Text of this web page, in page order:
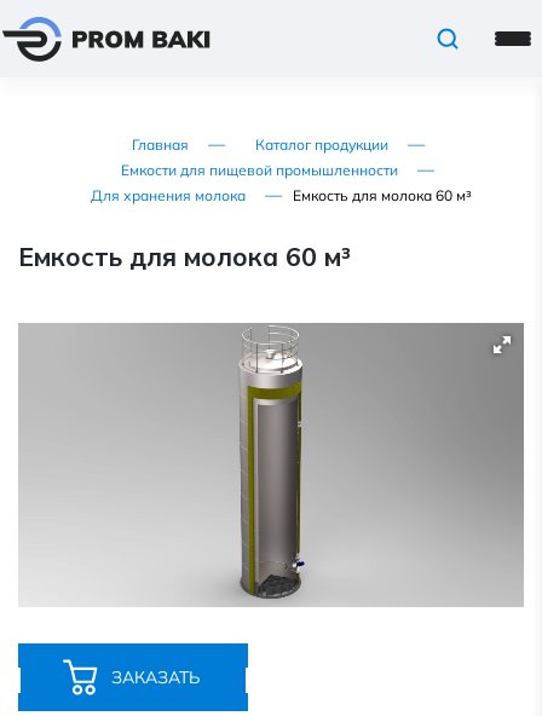
Главная
Каталог продукции
Емкости для пищевой промышленности
Для хранения молока
Емкость для молока 60 м³
Емкость для молока 60 м³
ЗАКАЗАТЬ